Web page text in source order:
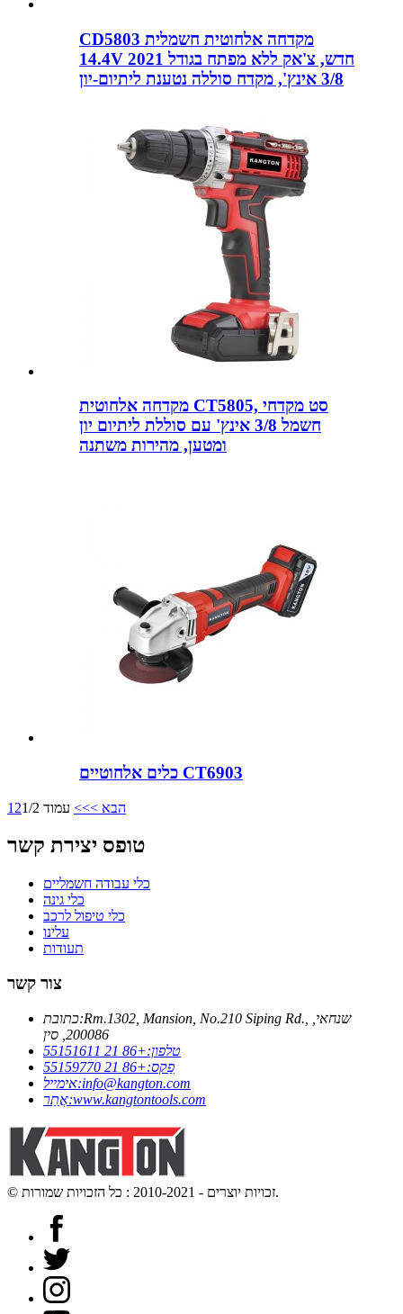
CD5803 מקדחה אלחוטית חשמלית
14.4V 2021 חדש, צ'אק ללא מפתח בגודל
3/8 אינץ', מקדח סוללה נטענת ליתיום-יון
מקדחה אלחוטית CT5805, סט מקדחי
חשמל 3/8 אינץ' עם סוללת ליתיום יון
ומטען, מהירות משתנה
כלים אלחוטיים CT6903
1 2 הבא >>> עמוד 1/2
טופס יצירת קשר
כלי עבודה חשמליים
כלי גינה
כלי טיפול לרכב
עלינו
תעודות
צור קשר
כתובת:Rm.1302, Mansion, No.210 Siping Rd., שנחאי,
200086, סין
טלפון:+86 21 55151611
פַקס:+86 21 55159770
אימייל:info@kangton.com
אֲתַר:www.kangtontools.com
© זכויות יוצרים - 2010-2021 : כל הזכויות שמורות.